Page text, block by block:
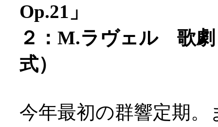
Op.21」
２：M.ラヴェル 歌劇
式）
今年最初の群響定期